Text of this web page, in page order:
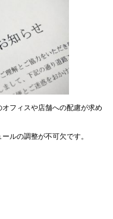
フィスや店舗への配慮が求め
ルの調整が不可欠です。